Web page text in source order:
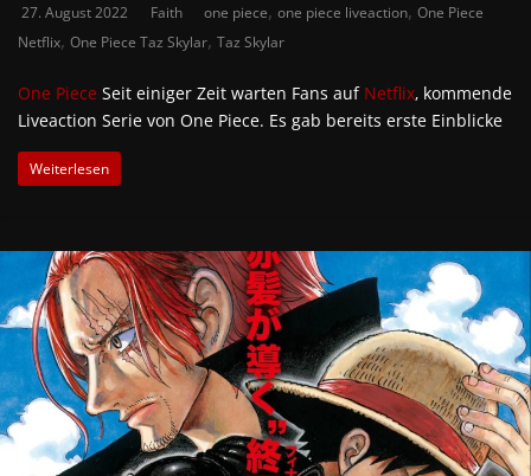
27. August 2022 Faith one piece, one piece liveaction, One Piece
Netflix, One Piece Taz Skylar, Taz Skylar
One Piece Seit einiger Zeit warten Fans auf Netflix‚ kommende
Liveaction Serie von One Piece. Es gab bereits erste Einblicke
Weiterlesen